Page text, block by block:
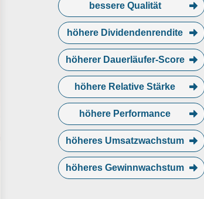
bessere Qualität
höhere Dividendenrendite
höherer Dauerläufer-Score
höhere Relative Stärke
höhere Performance
höheres Umsatzwachstum
höheres Gewinnwachstum